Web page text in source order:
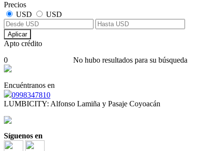
Precios
USD
USD
Aplicar
Apto crédito
No hubo resultados para su búsqueda
0
Encuéntranos en
0998347810
LUMBICITY: Alfonso Lamiña y Pasaje Coyoacán
Síguenos en